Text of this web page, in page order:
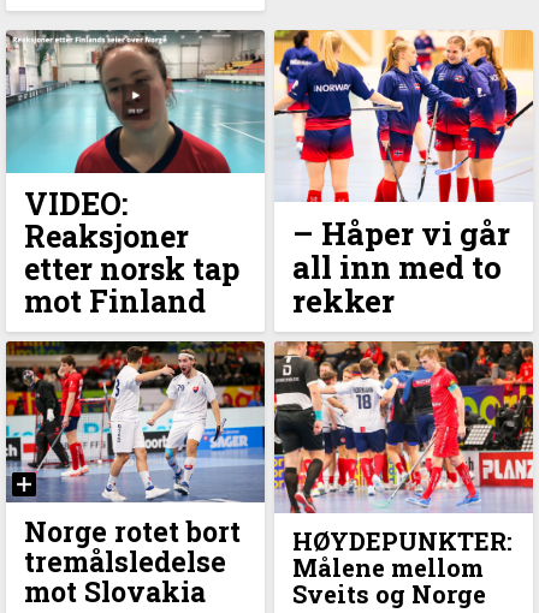
VIDEO:
Reaksjoner
etter norsk tap
mot Finland
–⁠ Håper vi går
all inn med to
rekker
Norge rotet bort
tremålsledelse
mot Slovakia
HØYDEPUNKTER:
Målene mellom
Sveits og Norge